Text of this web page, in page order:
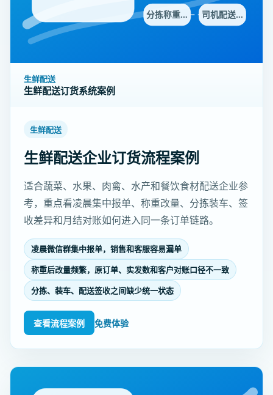
分拣称重… 司机配送…
生鲜配送
生鲜配送订货系统案例
生鲜配送
生鲜配送企业订货流程案例
适合蔬菜、水果、肉禽、水产和餐饮食材配送企业参
考，重点看凌晨集中报单、称重改量、分拣装车、签
收差异和月结对账如何进入同一条订单链路。
凌晨微信群集中报单，销售和客服容易漏单
称重后改量频繁，原订单、实发数和客户对账口径不一致
分拣、装车、配送签收之间缺少统一状态
查看流程案例 免费体验